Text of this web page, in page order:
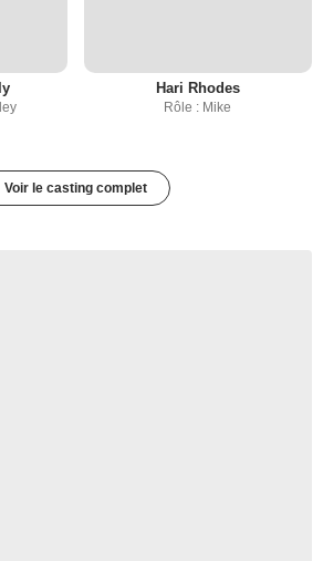
Hari Rhodes
Rôle : Mike
Voir le casting complet